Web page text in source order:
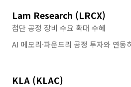
Lam Research (LRCX)
첨단 공정 장비 수요 확대 수혜
AI 메모리·파운드리 공정 투자와 연동
KLA (KLAC)